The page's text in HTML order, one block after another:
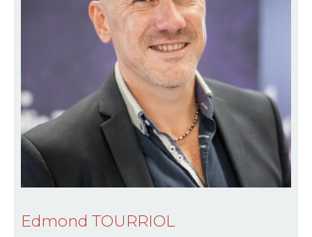
Edmond TOURRIOL